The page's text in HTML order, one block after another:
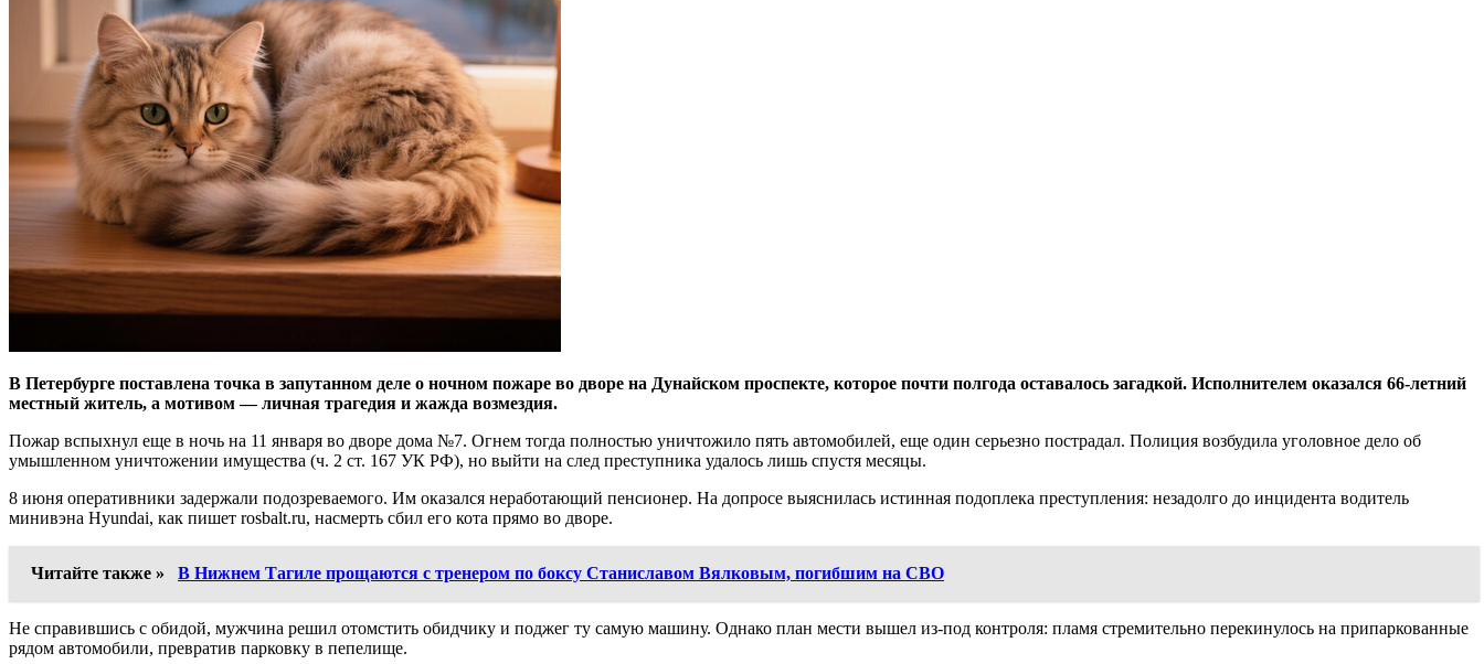
В Петербурге поставлена точка в запутанном деле о ночном пожаре во дворе на Дунайском проспекте, которое почти полгода оставалось загадкой. Исполнителем оказался 66-летний
местный житель, а мотивом — личная трагедия и жажда возмездия.
Пожар вспыхнул еще в ночь на 11 января во дворе дома №7. Огнем тогда полностью уничтожило пять автомобилей, еще один серьезно пострадал. Полиция возбудила уголовное дело об
умышленном уничтожении имущества (ч. 2 ст. 167 УК РФ), но выйти на след преступника удалось лишь спустя месяцы.
8 июня оперативники задержали подозреваемого. Им оказался неработающий пенсионер. На допросе выяснилась истинная подоплека преступления: незадолго до инцидента водитель
минивэна Hyundai, как пишет rosbalt.ru, насмерть сбил его кота прямо во дворе.
Читайте также » В Нижнем Тагиле прощаются с тренером по боксу Станиславом Вялковым, погибшим на СВО
Не справившись с обидой, мужчина решил отомстить обидчику и поджег ту самую машину. Однако план мести вышел из-под контроля: пламя стремительно перекинулось на припаркованные
рядом автомобили, превратив парковку в пепелище.